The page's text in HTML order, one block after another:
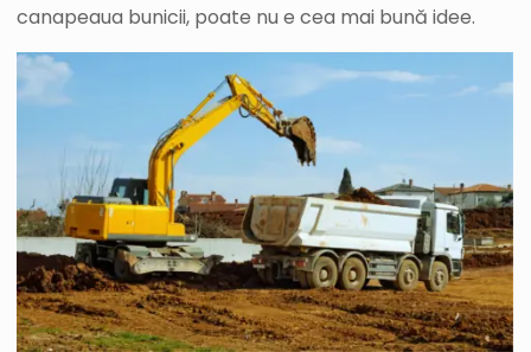
canapeaua bunicii, poate nu e cea mai bună idee.